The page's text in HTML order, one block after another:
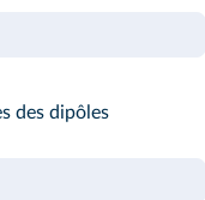
des dipôles